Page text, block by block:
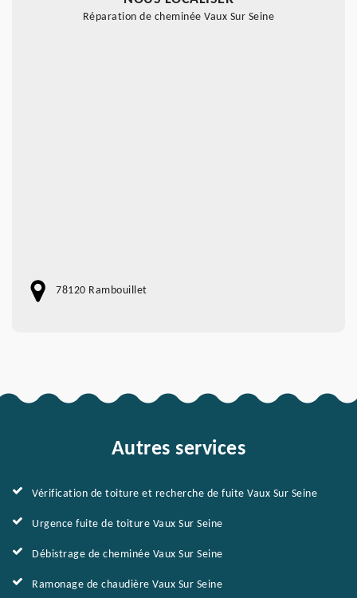
Réparation de cheminée Vaux Sur Seine
78120 Rambouillet
Autres services
Vérification de toiture et recherche de fuite Vaux Sur Seine
Urgence fuite de toiture Vaux Sur Seine
Débistrage de cheminée Vaux Sur Seine
Ramonage de chaudière Vaux Sur Seine